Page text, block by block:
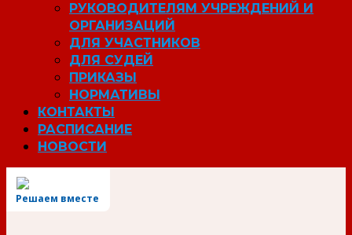
РУКОВОДИТЕЛЯМ УЧРЕЖДЕНИЙ И
ОРГАНИЗАЦИЙ
ДЛЯ УЧАСТНИКОВ
ДЛЯ СУДЕЙ
ПРИКАЗЫ
НОРМАТИВЫ
КОНТАКТЫ
РАСПИСАНИЕ
НОВОСТИ
Решаем вместе